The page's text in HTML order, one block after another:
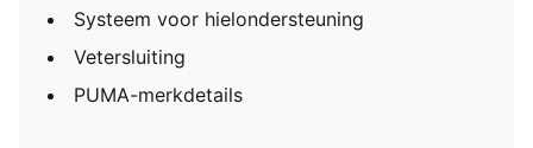
Systeem voor hielondersteuning
Vetersluiting
PUMA-merkdetails